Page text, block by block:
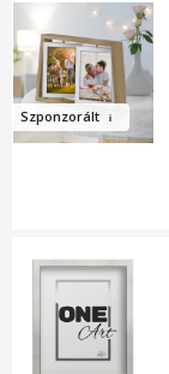
Szponzorált